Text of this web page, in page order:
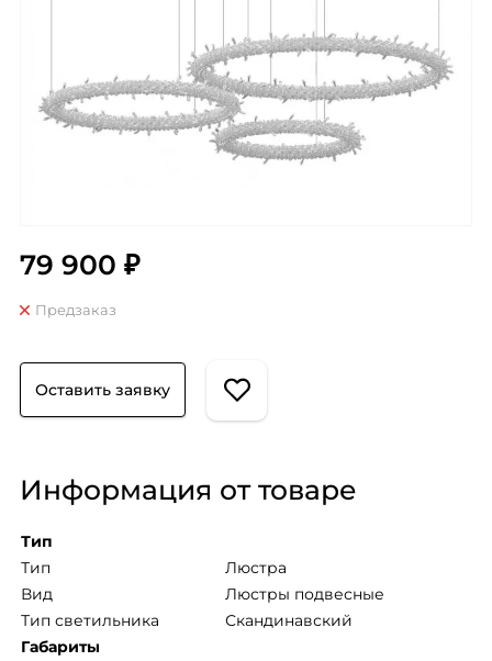
79 900 ₽
Предзаказ
Оставить заявку
Информация от товаре
Тип
Тип
Люстра
Вид
Люстры подвесные
Тип светильника
Скандинавский
Габариты